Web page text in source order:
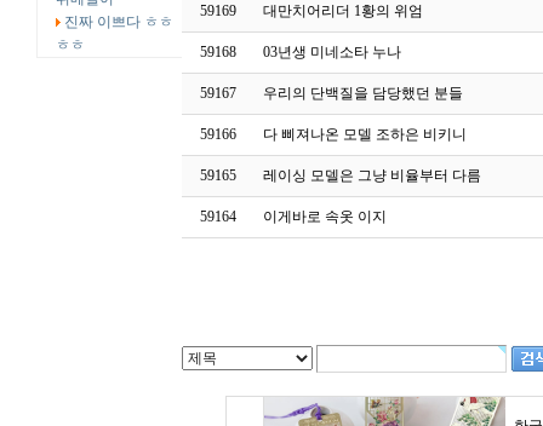
진짜 이쁘다 ㅎㅎ
ㅎㅎ
59169 대만치어리더 1황의 위엄
59168 03년생 미네소타 누나
59167 우리의 단백질을 담당했던 분들
59166 다 삐져나온 모델 조하은 비키니
59165 레이싱 모델은 그냥 비율부터 다름
59164 이게바로 속옷 이지